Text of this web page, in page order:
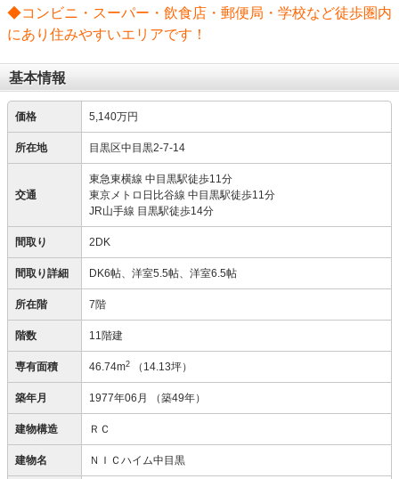
◆コンビニ・スーパー・飲食店・郵便局・学校など徒歩圏内
にあり住みやすいエリアです！
基本情報
価格 5,140万円
所在地 目黒区中目黒2-7-14
交通
東急東横線 中目黒駅徒歩11分
東京メトロ日比谷線 中目黒駅徒歩11分
JR山手線 目黒駅徒歩14分
間取り 2DK
間取り詳細 DK6帖、洋室5.5帖、洋室6.5帖
所在階 7階
階数 11階建
専有面積 46.74m2 （14.13坪）
築年月 1977年06月 （築49年）
建物構造 ＲＣ
建物名 ＮＩＣハイム中目黒